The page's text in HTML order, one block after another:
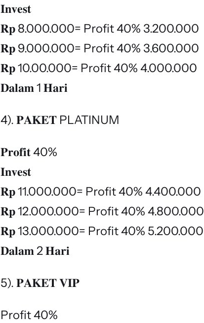
𝐈𝐧𝐯𝐞𝐬𝐭
𝐑𝐩 8.000.000= Profit 40% 3.200.000
𝐑𝐩 9.000.000= Profit 40% 3.600.000
𝐑𝐩 10.00.000= Profit 40% 4.000.000
𝐃𝐚𝐥𝐚𝐦 1 𝐇𝐚𝐫𝐢
4). 𝐏𝐀𝐊𝐄𝐓 PLATINUM
𝐏𝐫𝐨𝐟𝐢𝐭 40%
𝐈𝐧𝐯𝐞𝐬𝐭
𝐑𝐩 11.000.000= Profit 40% 4.400.000
𝐑𝐩 12.000.000= Profit 40% 4.800.000
𝐑𝐩 13.000.000= Profit 40% 5.200.000
𝐃𝐚𝐥𝐚𝐦 2 𝐇𝐚𝐫𝐢
5). 𝐏𝐀𝐊𝐄𝐓 𝐕𝐈𝐏
Profit 40%